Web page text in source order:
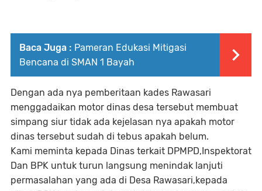
Baca Juga : Pameran Edukasi Mitigasi
Bencana di SMAN 1 Bayah
Dengan ada nya pemberitaan kades Rawasari
menggadaikan motor dinas desa tersebut membuat
simpang siur tidak ada kejelasan nya apakah motor
dinas tersebut sudah di tebus apakah belum.
Kami meminta kepada Dinas terkait DPMPD,Inspektorat
Dan BPK untuk turun langsung menindak lanjuti
permasalahan yang ada di Desa Rawasari,kepada